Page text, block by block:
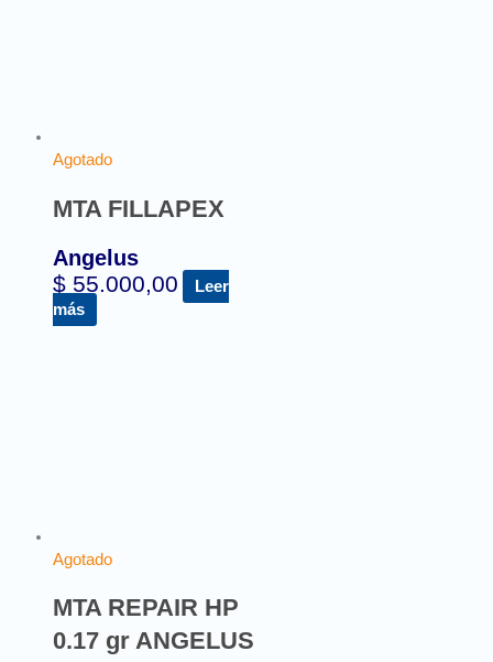
Agotado
MTA FILLAPEX
Angelus
$ 55.000,00
Leer
más
Agotado
MTA REPAIR HP
0.17 gr ANGELUS